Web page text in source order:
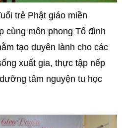
trẻ Phật giáo miền
cùng môn phong Tổ đình
tạo duyên lành cho các
xuất gia, thực tập nếp
tâm nguyện tu học